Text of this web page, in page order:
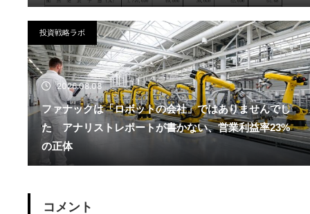
投資戦略ラボ
2026.08.08
ファナックは「ロボットの会社」ではありませんでし
た アナリストレポートが書かない、営業利益率23%
の正体
コメント